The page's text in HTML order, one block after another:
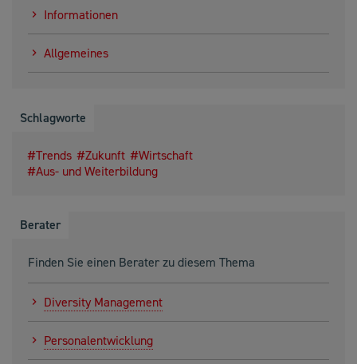
Informationen
Allgemeines
Schlagworte
Trends Zukunft
Wirtschaft
Aus- und Weiterbildung
Berater
Finden Sie einen Berater zu diesem Thema
Diversity Management
Personalentwicklung